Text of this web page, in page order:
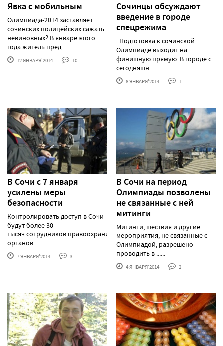
Явка с мобильным
Олимпиада-2014 заставляет
сочинских полицейских сажать
невиновных? В январе этого
года житель пред......
12 ЯНВАРЯ'2014 10
Сочинцы обсуждают
введение в городе
спецрежима
Подготовка к сочинской
Олимпиаде выходит на
финишную прямую. В городе с
сегодняшн......
8 ЯНВАРЯ'2014 1
В Сочи с 7 января
усилены меры
безопасности
Контролировать доступ в Сочи
будут более 30
тысяч сотрудников правоохранительных
органов ......
7 ЯНВАРЯ'2014 3
В Сочи на период
Олимпиады позволены
не связанные с ней
митинги
Митинги, шествия и другие
мероприятия, не связанные с
Олимпиадой, разрешено
проводить в ......
4 ЯНВАРЯ'2014 2